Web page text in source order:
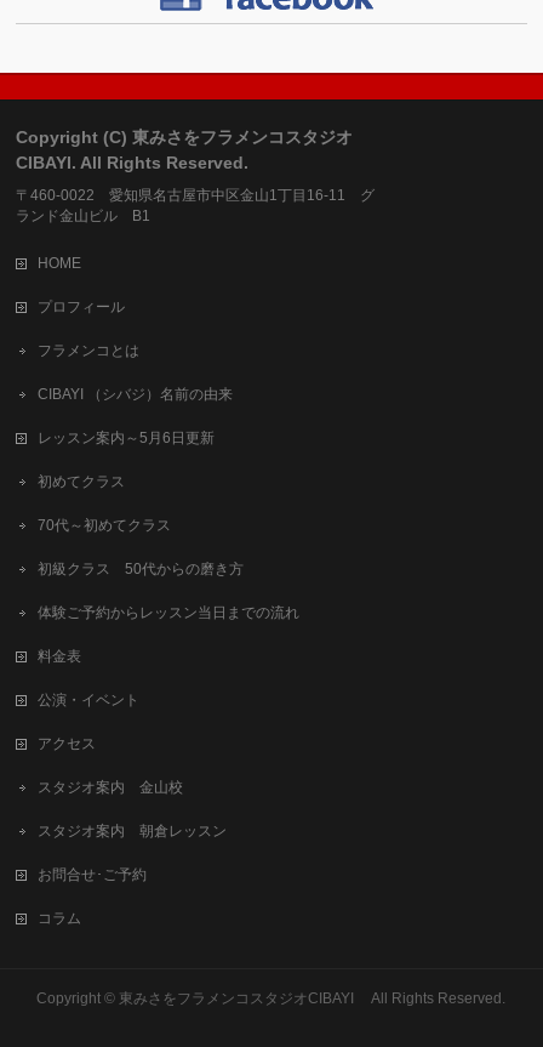
Copyright (C) 東みさをフラメンコスタジオ
CIBAYI. All Rights Reserved.
〒460-0022 愛知県名古屋市中区金山1丁目16-11 グ
ランド金山ビル B1
HOME
プロフィール
フラメンコとは
CIBAYI （シバジ）名前の由来
レッスン案内～5月6日更新
初めてクラス
70代～初めてクラス
初級クラス 50代からの磨き方
体験ご予約からレッスン当日までの流れ
料金表
公演・イベント
アクセス
スタジオ案内 金山校
スタジオ案内 朝倉レッスン
お問合せ･ご予約
コラム
Copyright © 東みさをフラメンコスタジオCIBAYI All Rights Reserved.